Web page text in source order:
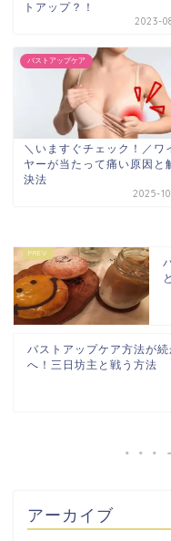
トアップ？！
2023-
バストアップケア
＼いますぐチェック！／ワ
ヤーが当たって痛い原因と
決法
2025-
バストアップケア方法が
へ！三日坊主と戦う方法
アーカイブ